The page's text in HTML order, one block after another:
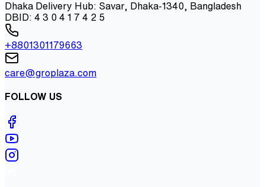
Dhaka Delivery Hub: Savar, Dhaka-1340, Bangladesh
DBID: 4 3 0 4 1 7 4 2 5
+8801301179663
care@groplaza.com
FOLLOW US